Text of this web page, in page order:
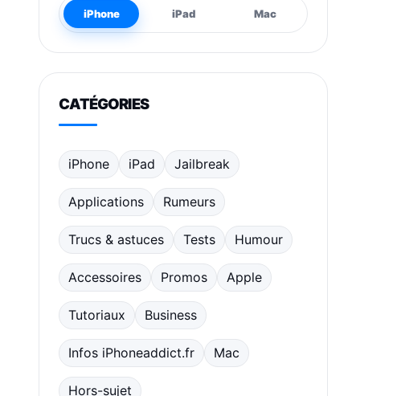
iPhone iPad Mac
CATÉGORIES
iPhone iPad Jailbreak
Applications Rumeurs
Trucs & astuces Tests Humour
Accessoires Promos Apple
Tutoriaux Business
Infos iPhoneaddict.fr Mac
Hors-sujet